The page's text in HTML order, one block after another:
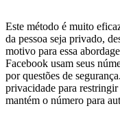
Este método é muito
da pessoa seja privado,
motivo para essa
Facebook usam seus
por questões de
privacidade para
mantém o número para